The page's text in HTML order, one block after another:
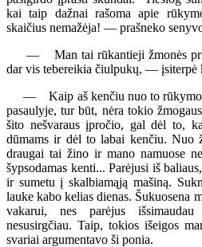
kai taip dažnai rašoma apie
skaičius nemažėja! — prašneko
— Man tai rūkantieji žmonės
dar vis tebereikia čiulpukų, — įsiterpė
— Kaip aš kenčiu nuo to rūkymo,
pasaulyje, tur būt, nėra tokio
šito nešvaraus įpročio, gal dėl to,
dūmams ir dėl to labai kenčiu. Nuo
draugai tai žino ir mano namuose
šypsodamas kenti... Parėjusi iš
ir sumetu į skalbiamąją mašiną.
lauke kabo kelias dienas. Šukuosena
vakarui, nes parėjus
nesusirgčiau. Taip, tokios išeigos
svariai argumentavo ši ponia.